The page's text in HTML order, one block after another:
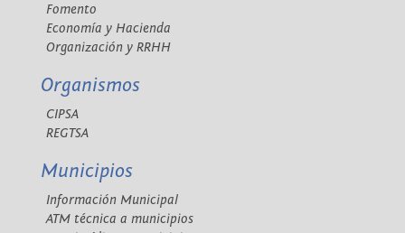
Fomento
Economía y Hacienda
Organización y RRHH
Organismos
CIPSA
REGTSA
Municipios
Información Municipal
ATM técnica a municipios